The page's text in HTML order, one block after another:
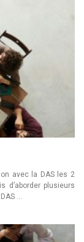
avec la DAS les 2
d’aborder plusieurs
…